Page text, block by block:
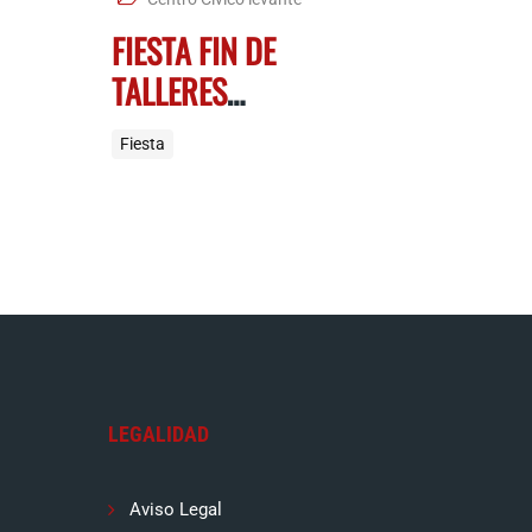
FIESTA FIN DE
TALLERES
LEVANTE
Fiesta
LEGALIDAD
Aviso Legal